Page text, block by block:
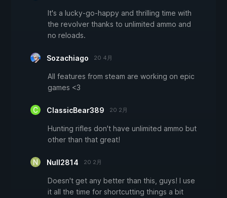
It's a lucky-go-happy and thrilling time with
the revolver thanks to unlimited ammo and
no reloads.
Sozachiago 20 4月
All features from steam are working on epic
games <3
ClassicBear389 20 2月
Hunting rifles don't have unlimited ammo but
other than that great!
Null2814 20 2月
Doesn't get any better than this, guys! I use
it all the time for shortcutting things a bit